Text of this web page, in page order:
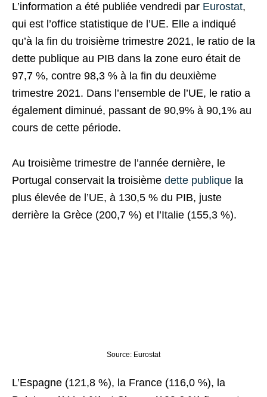
L’information a été publiée vendredi par Eurostat,
qui est l’office statistique de l’UE. Elle a indiqué
qu’à la fin du troisième trimestre 2021, le ratio de la
dette publique au PIB dans la zone euro était de
97,7 %, contre 98,3 % à la fin du deuxième
trimestre 2021. Dans l’ensemble de l’UE, le ratio a
également diminué, passant de 90,9% à 90,1% au
cours de cette période.
Au troisième trimestre de l’année dernière, le
Portugal conservait la troisième dette publique la
plus élevée de l’UE, à 130,5 % du PIB, juste
derrière la Grèce (200,7 %) et l’Italie (155,3 %).
Source: Eurostat
L’Espagne (121,8 %), la France (116,0 %), la